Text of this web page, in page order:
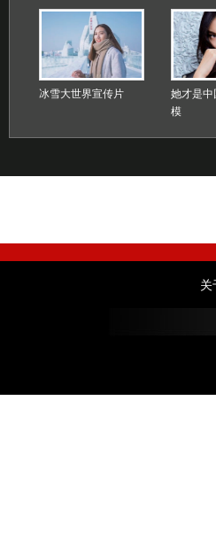
冰雪大世界宣传片
她才是中
模
关